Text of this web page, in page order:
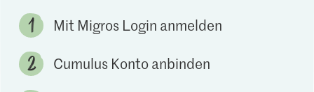
Mit Migros Login anmelden
Cumulus Konto anbinden